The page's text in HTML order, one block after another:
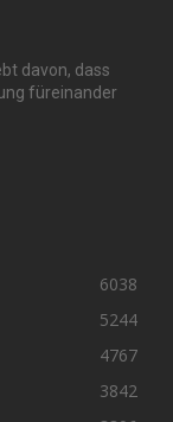
davon, dass
füreinander
6038
5244
4767
3842